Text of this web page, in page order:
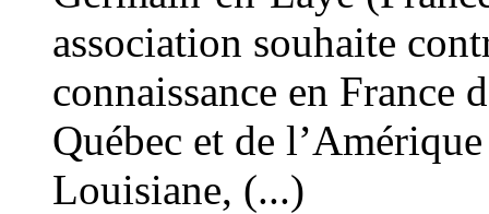
association souhaite
connaissance en France
Québec et de
Louisiane, (...)